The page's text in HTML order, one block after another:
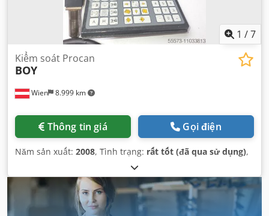
1 /7
Wien 8.999 km
Kiểm soát Procan
BOY
Thông tin giá Gọi điện
Năm sản xuất: 2008, Tình trạng: rất tốt (đã qua sử dụng),